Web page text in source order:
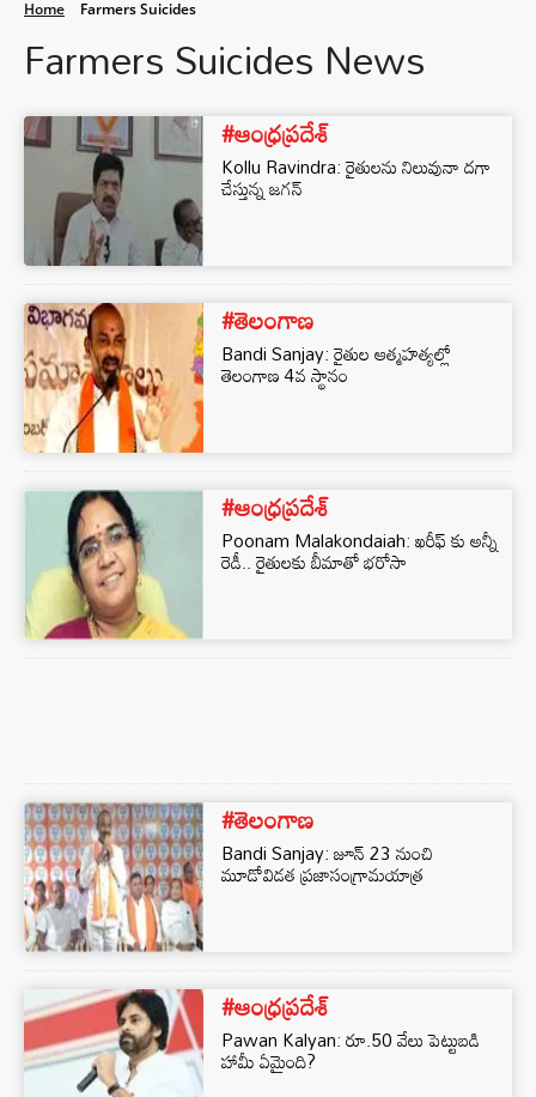
Home Farmers Suicides
Farmers Suicides News
#ఆంధ్రప్రదేశ్
Kollu Ravindra: రైతులను నిలువునా దగా
చేస్తున్న జగన్
#తెలంగాణ
Bandi Sanjay: రైతుల ఆత్మహత్యల్లో
తెలంగాణ 4వ స్థానం
#ఆంధ్రప్రదేశ్
Poonam Malakondaiah: ఖరీఫ్‌ కు అన్నీ
రెడీ.. రైతులకు బీమాతో భరోసా
#తెలంగాణ
Bandi Sanjay: జూన్ 23 నుంచి
మూడోవిడత ప్రజాసంగ్రామయాత్ర
#ఆంధ్రప్రదేశ్
Pawan Kalyan: రూ.50 వేలు పెట్టుబడి
హామీ ఏమైంది?